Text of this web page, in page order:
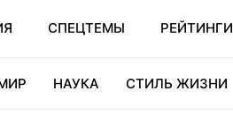
СПЕЦТЕМЫ РЕЙТИНГИ
НАУКА СТИЛЬ ЖИЗНИ